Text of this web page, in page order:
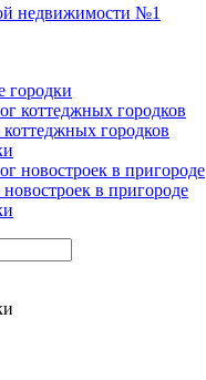
недвижимости №1
городки
коттеджных городков
коттеджных городков
новостроек в пригороде
новостроек в пригороде